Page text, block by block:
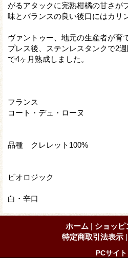
がるアタックに完熟柑橘の甘さが
味とバランスの良い後口にはカリ
ヴァントゥー、地元の生産者が育
プレス後、ステンレスタンクで2
で4ヶ月熟成しました。
フランス
コート・デュ・ローヌ
品種 クレレット100%
ビオロジック
白・辛口
ホーム | ショッピ
特定商取引法表示 |
PCサイト